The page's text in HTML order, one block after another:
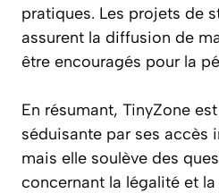
pratiques. Les projets de
assurent la diffusion de
être encouragés pour la
En résumant, TinyZone
séduisante par ses accès
mais elle soulève des
concernant la légalité et la